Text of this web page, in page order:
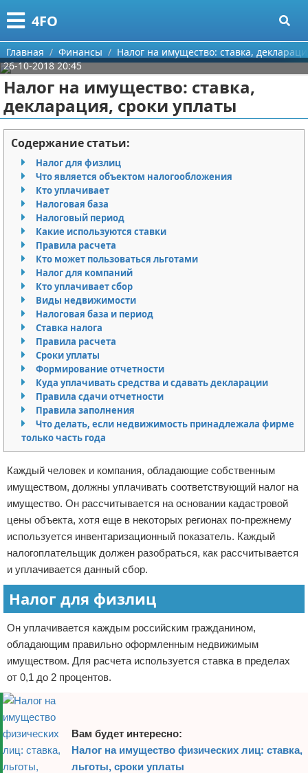
4FO
Меню
Главная
Категории
Медицина
Информационные технологии
Финансы
Закон
Психология
Спорт и фитнес
Красота
Кино и сериалы
Покупки
Мода и стиль
Поиск
О проекте
Контакты
Сотрудничество
Размещение рекламы
Для правообладателей
Условия предоставления информации
Отказ от ответственности
Главная Финансы
Налог на имущество: ставка,
26-10-2018 20:45
Налог на имущество: ставка,
декларация, сроки уплаты
Содержание статьи:
Налог для физлиц
Что является объектом налогообложения
Кто уплачивает
Налоговая база
Налоговый период
Какие используются ставки
Правила расчета
Кто может пользоваться льготами
Налог для компаний
Кто уплачивает сбор
Виды недвижимости
Налоговая база и период
Ставка налога
Правила расчета
Сроки уплаты
Формирование отчетности
Куда уплачивать средства и сдавать декларации
Правила сдачи отчетности
Правила заполнения
Что делать, если недвижимость принадлежала фирме
только часть года
Каждый человек и компания, обладающие собственным
имуществом, должны уплачивать соответствующий налог на
имущество. Он рассчитывается на основании кадастровой
цены объекта, хотя еще в некоторых регионах по-прежнему
используется инвентаризационный показатель. Каждый
налогоплательщик должен разобраться, как рассчитывается
и уплачивается данный сбор.
Налог для физлиц
Он уплачивается каждым российским гражданином,
обладающим правильно оформленным недвижимым
имуществом. Для расчета используется ставка в пределах
от 0,1 до 2 процентов.
Вам будет интересно:
Налог на имущество физических лиц: ставка,
льготы, сроки уплаты